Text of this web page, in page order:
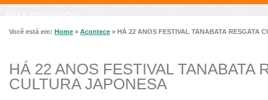
Você está em: Home » Acontece » HÁ 22 ANOS FESTIVAL TANABATA RESGATA
HÁ 22 ANOS FESTIVAL TANABATA
CULTURA JAPONESA